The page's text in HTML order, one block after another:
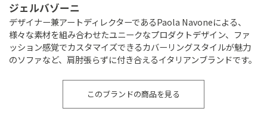
ジェルバゾーニ
デザイナー兼アートディレクターであるPaola Navoneによる、
様々な素材を組み合わせたユニークなプロダクトデザイン、ファ
ッション感覚でカスタマイズできるカバーリングスタイルが魅力
のソファなど、肩肘張らずに付き合えるイタリアンブランドです。
このブランドの商品を見る